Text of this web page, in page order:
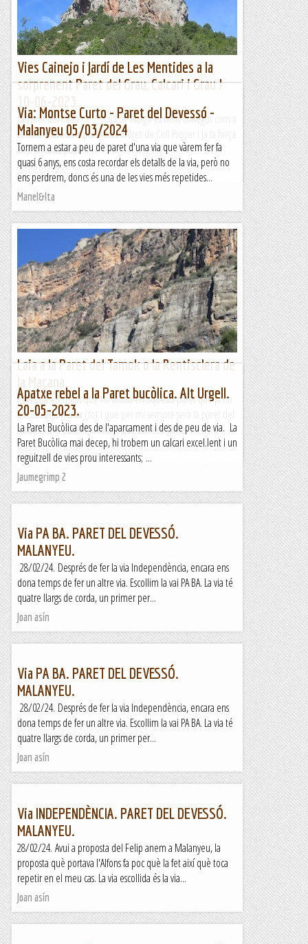
Jaumegrimp 2
Vies Cainejo i Jardí de Les Mentides a la
sorprenent Paret del Grau, Calcari i Grau !
La Paret del Grau Coll de Nargó és molt conegut com a
zona d'escalada esportiva a l'indret de Coll Piquer i ja fa força
anys hi havia pujat...
Jaumegrimp 2
Via: Montse Curto - Paret del Devessó -
Malanyeu 05/03/2024
Tornem a estar a peu de paret d'una via que vàrem fer fa
quasi 6 anys, ens costa recordar els detalls de la via, però no
ens perdrem, doncs és una de les vies més repetides...
Manel&Ita
Laia a la Paret del Tamok o la Rentisclera de
Feia una eternitat que no anava en aquesta paret que ja no
sé com anomenar (tot i que per mi sempre serà la paret del
Tamok). Em escollit la Laia ja que teniem ganes de no...
Romàntic Guerrer
Apatxe rebel a la Paret bucòlica. Alt Urgell.
20-05-2023.
La Paret Bucòlica des de l'aparcament i des de peu de via. La
Paret Bucòlica mai decep, hi trobem un calcari excel.lent i un
reguitzell de vies prou interessants; ...
Jaumegrimp 2
Via PA BA. PARET DEL DEVESSÓ.
MALANYEU.
28/02/24. Després de fer la via Independència, encara ens
dona temps de fer un altre via. Escollim la vai PA BA. La via té
quatre llargs de corda, un primer per...
Joan asín
Via PA BA. PARET DEL DEVESSÓ.
MALANYEU.
28/02/24. Després de fer la via Independència, encara ens
dona temps de fer un altre via. Escollim la vai PA BA. La via té
quatre llargs de corda, un primer per...
Joan asín
Via INDEPENDÈNCIA. PARET DEL DEVESSÓ.
MALANYEU.
28/02/24. Avui a proposta del Felip anem a Malanyeu, la
proposta què portava l'Alfons fa poc què la fet així què toca
repetir en el meu cas. La via escollida és la via...
Joan asín